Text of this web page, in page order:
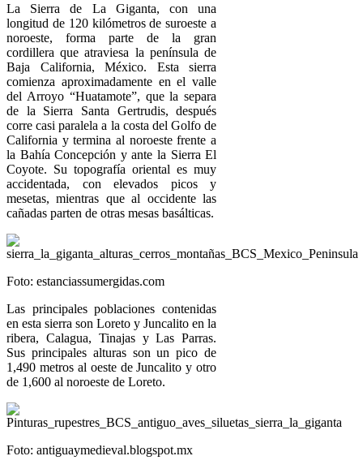
La Sierra de La Giganta, con una
longitud de 120 kilómetros de suroeste a
noroeste, forma parte de la gran
cordillera que atraviesa la península de
Baja California, México. Esta sierra
comienza aproximadamente en el valle
del Arroyo “Huatamote”, que la separa
de la Sierra Santa Gertrudis, después
corre casi paralela a la costa del Golfo de
California y termina al noroeste frente a
la Bahía Concepción y ante la Sierra El
Coyote. Su topografía oriental es muy
accidentada, con elevados picos y
mesetas, mientras que al occidente las
cañadas parten de otras mesas basálticas.
Foto: estanciassumergidas.com
Las principales poblaciones contenidas
en esta sierra son Loreto y Juncalito en la
ribera, Calagua, Tinajas y Las Parras.
Sus principales alturas son un pico de
1,490 metros al oeste de Juncalito y otro
de 1,600 al noroeste de Loreto.
Foto: antiguaymedieval.blogspot.mx